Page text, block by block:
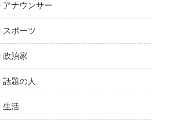
アナウンサー
スポーツ
政治家
話題の人
生活